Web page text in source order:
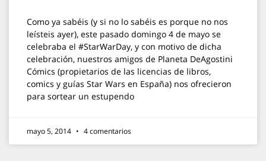
Como ya sabéis (y si no lo sabéis es porque no nos
leísteis ayer), este pasado domingo 4 de mayo se
celebraba el #StarWarDay, y con motivo de dicha
celebración, nuestros amigos de Planeta DeAgostini
Cómics (propietarios de las licencias de libros,
comics y guías Star Wars en España) nos ofrecieron
para sortear un estupendo
mayo 5, 2014 4 comentarios